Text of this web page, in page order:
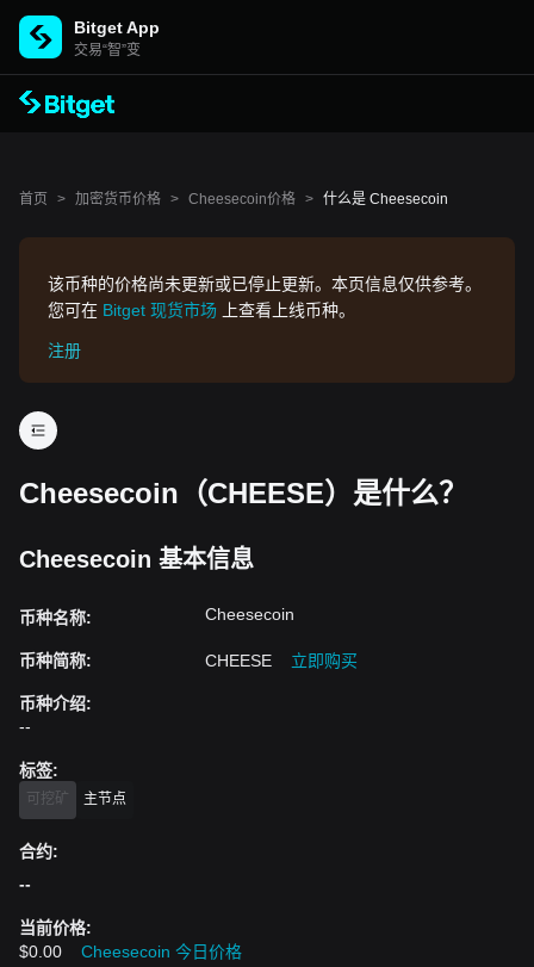
Bitget App
交易“智”变
首页 > 加密货币价格 > Cheesecoin价格 > 什么是 Cheesecoin
该币种的价格尚未更新或已停止更新。本页信息仅供参考。
您可在 Bitget 现货市场 上查看上线币种。
注册
Cheesecoin（CHEESE）是什么？
Cheesecoin 基本信息
币种名称: Cheesecoin
币种简称: CHEESE 立即购买
币种介绍:
--
标签:
可挖矿 主节点
合约:
--
当前价格:
$0.00
Cheesecoin 今日价格